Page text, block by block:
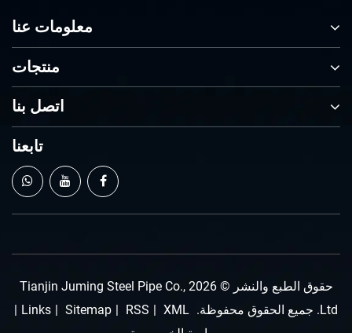
حقوق الطبع والنشر © 2026 Tianjin Juming Steel Pipe Co.,
Links | Sitemap | RSS | XML